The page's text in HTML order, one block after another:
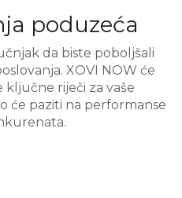
poduzeća
da biste poboljšali
XOVI NOW će
riječi za vaše
će paziti na performanse